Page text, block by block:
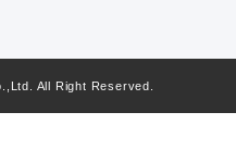
All Right Reserved.